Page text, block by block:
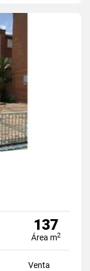
137
Área m2
Venta